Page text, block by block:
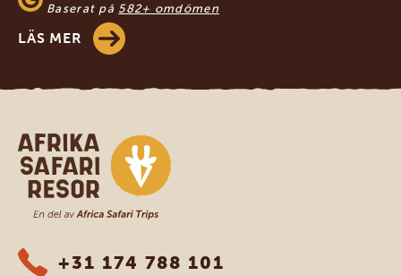
Baserat på 582+ omdömen
LÄS MER
Safari-resor i Afrika
+31 174 788 101